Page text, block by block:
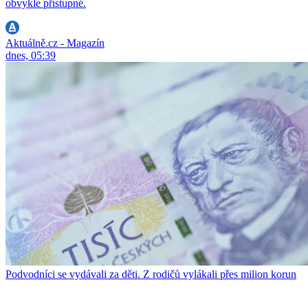
obvykle přístupné.
Aktuálně.cz - Magazín
dnes, 05:39
Podvodníci se vydávali za děti. Z rodičů vylákali přes milion korun